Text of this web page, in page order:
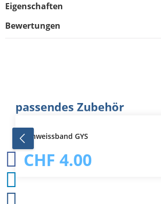
Eigenschaften
Bewertungen
Produktgalerie überspringen
passendes Zubehör
Schweissband GYS
CHF 4.00